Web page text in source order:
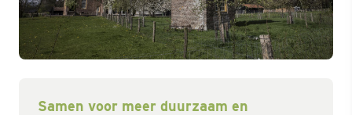
Samen voor meer duurzaam en